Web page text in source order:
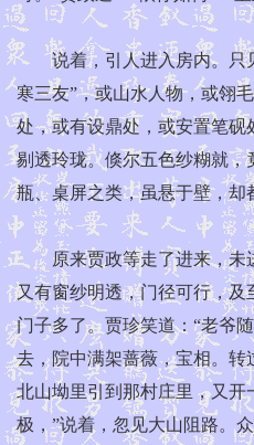
说着，引人进入房内。只见
寒三友”，或山水人物，或翎
处，或有设鼎处，或安置笔
剔透玲珑。倏尔五色纱糊就
瓶、桌屏之类，虽悬于壁，却
原来贾政等走了进来，未进
又有窗纱明透，门径可行，
门子多了。贾珍笑道：“老爷
去，院中满架蔷薇，宝相。转
北山坳里引到那村庄里，又开
极，”说着，忽见大山阻路。